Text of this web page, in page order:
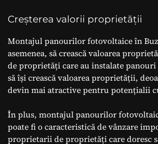
Creșterea valorii proprietății
Montajul panourilor fotovoltaice în
asemenea, să crească valoarea
de proprietăți care au instalate
să își crească valoarea proprietății,
devin mai atractive pentru potențialii
În plus, montajul panourilor
poate fi o caracteristică de vânzare
proprietarii de proprietăți care doresc